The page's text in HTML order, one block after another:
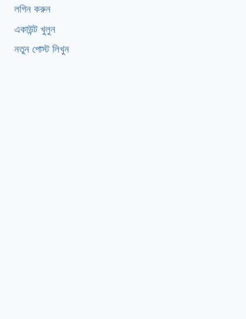
লগিন করুন
একাউন্ট খুলুন
নতুন পোস্ট লিখুন